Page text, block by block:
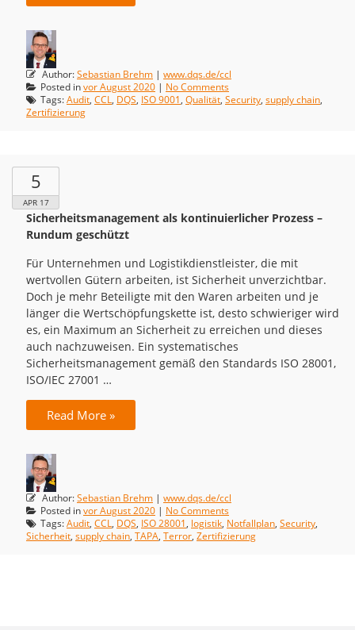
Author:Sebastian Brehm | www.dqs.de/ccl
Posted invor August 2020 | No Comments
Tags:Audit, CCL, DQS, ISO 9001, Qualität, Security, supply chain,
Zertifizierung
5
APR 17
Sicherheitsmanagement als kontinuierlicher Prozess –
Rundum geschützt
Für Unternehmen und Logistikdienstleister, die mit
wertvollen Gütern arbeiten, ist Sicherheit unverzichtbar.
Doch je mehr Beteiligte mit den Waren arbeiten und je
länger die Wertschöpfungskette ist, desto schwieriger wird
es, ein Maximum an Sicherheit zu erreichen und dieses
auch nachzuweisen. Ein systematisches
Sicherheitsmanagement gemäß den Standards ISO 28001,
ISO/IEC 27001 …
Read More »
Author:Sebastian Brehm | www.dqs.de/ccl
Posted invor August 2020 | No Comments
Tags:Audit, CCL, DQS, ISO 28001, logistik, Notfallplan, Security,
Sicherheit, supply chain, TAPA, Terror, Zertifizierung